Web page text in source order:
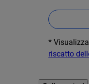
*
riscatto